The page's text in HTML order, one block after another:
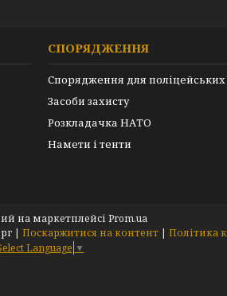
СПОРЯДЖЕННЯ
Спорядження для
Засоби захисту
Розкладачка НАТО
Намети і тенти
на маркетплейсі Prom.ua
ARMEYKA.UA- оптово-роздрібна база-Військторг | Поскаржитися на контент | Політика
Language ▼